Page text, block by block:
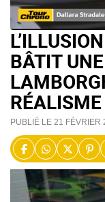
BÂTIT
RÉALISME
PUBLIÉ LE 21 FÉVRIER